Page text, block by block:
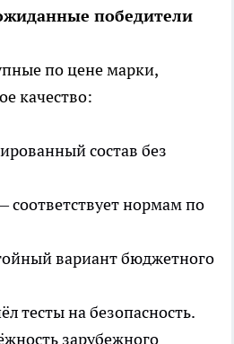
победители
по цене марки,
качество:
состав без
соответствует нормам по
вариант бюджетного
тесты на безопасность.
зарубежного